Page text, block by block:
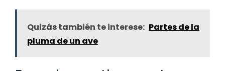
Quizás también te interese: Partes de la
pluma de un ave